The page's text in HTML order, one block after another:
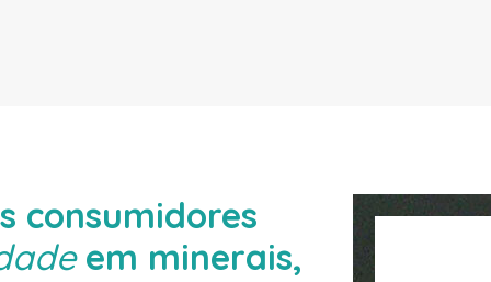
consumidores
em minerais,